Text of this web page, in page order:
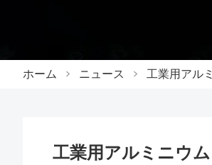
ホーム > ニュース > 工業用アル
工業用アルミニウ